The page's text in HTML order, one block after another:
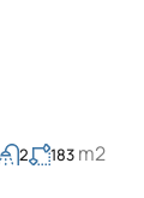
2 183 m2